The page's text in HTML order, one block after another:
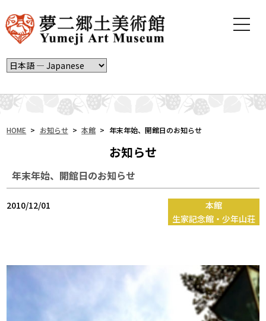
t
n
o
n
HOME > お知らせ > 本館 > 年末年始、開館日のお知らせ
お知らせ
年末年始、開館日のお知らせ
2010/12/01
本館
生家記念館・少年山荘